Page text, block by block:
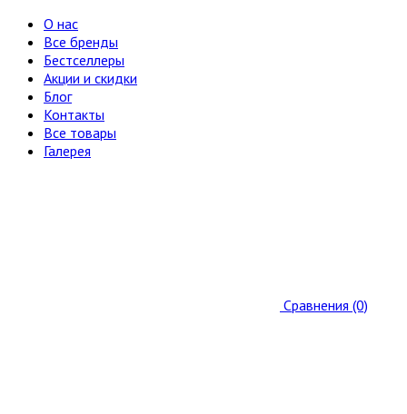
О нас
Все бренды
Бестселлеры
Акции и скидки
Блог
Контакты
Все товары
Галерея
Сравнения (0)